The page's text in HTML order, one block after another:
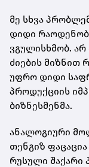
მე სხვა
დიდი
ვგულისხმობ.
ძიების მიზნით
უფრო დიდი
პროდუქციის
ბიზნესმენმა.
ანალოგიური
თენგიზ
რუსული შაქარი